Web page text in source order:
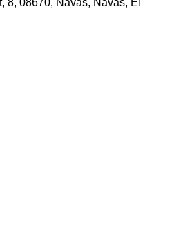
8, 08670, Navàs, Navàs, El